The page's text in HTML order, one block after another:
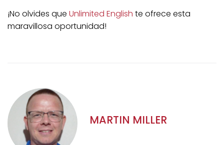
¡No olvides que Unlimited English te ofrece esta
maravillosa oportunidad!
MARTIN MILLER